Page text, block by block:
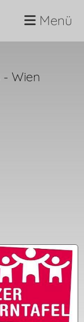
Menü
- Wien